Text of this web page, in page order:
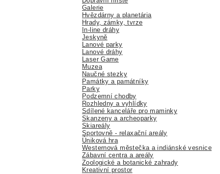
Galerie
Hvězdárny a planetária
Hrady, zámky, tvrze
In-line dráhy
Jeskyně
Lanové parky
Lanové dráhy
Laser Game
Muzea
Naučné stezky
Památky a památníky
Parky
Podzemní chodby
Rozhledny a vyhlídky
Sdílené kanceláře pro maminky
Skanzeny a archeoparky
Skiareály
Sportovně - relaxační areály
Úniková hra
Westernová městečka a indiánské vesnice
Zábavní centra a areály
Zoologické a botanické zahrady
Kreativní prostor